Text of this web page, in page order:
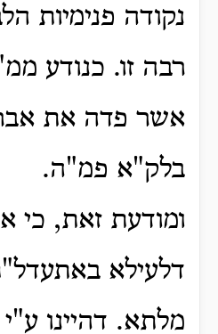
נקודה פנימיות
רבה זו. כנודע
אשר פדה את
בלק"א פמ"ה.
ומודעת זאת, כי
דלעילא
מלתא. דהיינו